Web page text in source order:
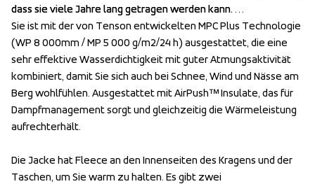
dass sie viele Jahre lang getragen werden kann.
Sie ist mit der von Tenson entwickelten MPC Plus Technologie
(WP 8 000mm / MP 5 000 g/m2/24 h) ausgestattet, die eine
sehr effektive Wasserdichtigkeit mit guter Atmungsaktivität
kombiniert, damit Sie sich auch bei Schnee, Wind und Nässe am
Berg wohlfühlen. Ausgestattet mit AirPush™ Insulate, das für
Dampfmanagement sorgt und gleichzeitig die Wärmeleistung
aufrechterhält.
Die Jacke hat Fleece an den Innenseiten des Kragens und der
Taschen, um Sie warm zu halten. Es gibt zwei
dass sie viele Jahre lang getragen werden kann.
Sie ist mit der von Tenson entwickelten MPC Plus Technologie
(WP 8 000mm / MP 5 000 g/m2/24 h) ausgestattet, die eine
sehr effektive Wasserdichtigkeit mit guter Atmungsaktivität
kombiniert, damit Sie sich auch bei Schnee, Wind und Nässe am
Berg wohlfühlen. Ausgestattet mit AirPush™ Insulate, das für
Dampfmanagement sorgt und gleichzeitig die Wärmeleistung
aufrechterhält.
Die Jacke hat Fleece an den Innenseiten des Kragens und der
Taschen, um Sie warm zu halten. Es gibt zwei